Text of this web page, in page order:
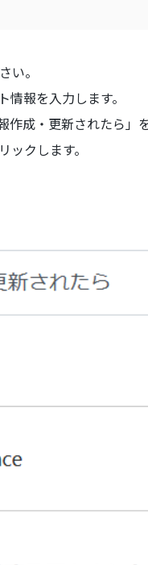
い。
報を入力します。
作成・更新されたら」
クします。